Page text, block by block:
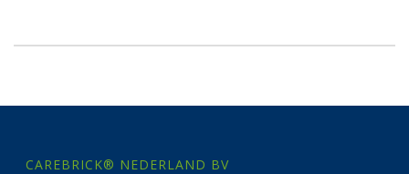
CAREBRICK® NEDERLAND BV